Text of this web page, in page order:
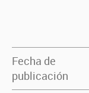
Fecha de
publicación